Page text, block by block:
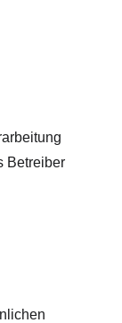
Betreiber